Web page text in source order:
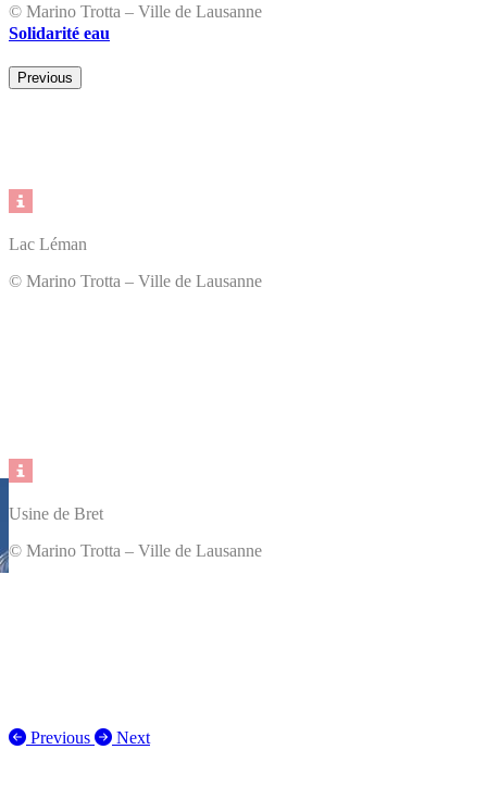
© Marino Trotta – Ville de Lausanne
Lac Léman
© Marino Trotta – Ville de Lausanne
Usine de Bret
© Marino Trotta – Ville de Lausanne
Previous Next
Solidarité eau
Previous